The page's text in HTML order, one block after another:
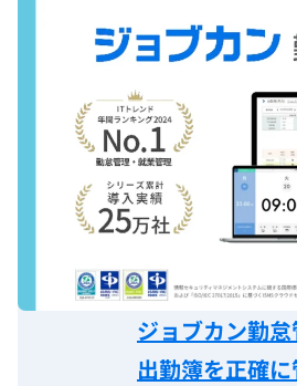
ジョブカン勤
出勤簿を正確に